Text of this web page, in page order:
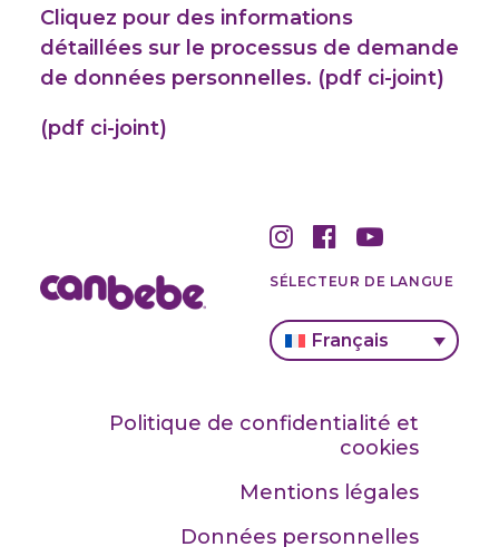
Cliquez pour des informations
détaillées sur le processus de demande
de données personnelles. (pdf ci-joint)
(pdf ci-joint)
SÉLECTEUR DE LANGUE
Français
Politique de confidentialité et
cookies
Mentions légales
Données personnelles